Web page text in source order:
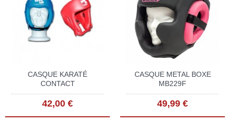
CASQUE KARATÉ
CONTACT
42,00 €
CASQUE METAL BOXE
MB229F
49,99 €